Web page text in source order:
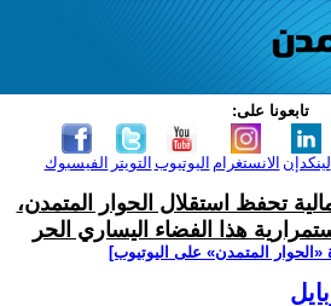
تابعونا على:
الفيسبوك التويتر اليوتيوب الانستغرام لينكدإن
تحفظ استقلال الحوار المتمدن،
هذا الفضاء اليساري الحر
المتمدن» على اليوتيوب]